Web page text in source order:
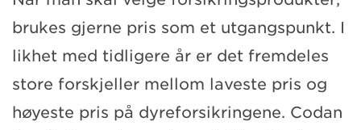
brukes gjerne pris som et utgangspunkt. I
likhet med tidligere år er det fremdeles
store forskjeller mellom laveste pris og
høyeste pris på dyreforsikringene. Codan